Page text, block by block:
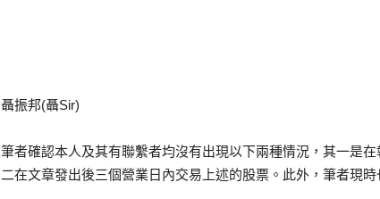
聶振邦(聶Sir)
筆者確認本人及其有聯繫者均沒有出現以下兩種情況，其一是
二在文章發出後三個營業日內交易上述的股票。此外，筆者現時